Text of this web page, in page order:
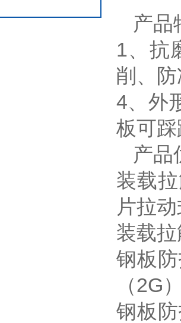
产品
1、抗
削、
4、
板可
产品
装载
片拉
装载
钢板
（2G
钢板